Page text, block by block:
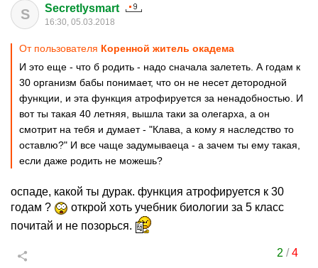
S Secretlysmart
16:30, 05.03.2018
От пользователя Коренной житель окадема
И это еще - что б родить - надо сначала залететь. А годам к
30 организм бабы понимает, что он не несет детородной
функции, и эта функция атрофируется за ненадобностью. И
вот ты такая 40 летняя, вышла таки за олегарха, а он
смотрит на тебя и думает - "Клава, а кому я наследство то
оставлю?" И все чаще задумываеца - а зачем ты ему такая,
если даже родить не можешь?
оспаде, какой ты дурак. функция атрофируется к 30
годам ?
открой хоть учебник биологии за 5 класс
почитай и не позорься.
2 /4